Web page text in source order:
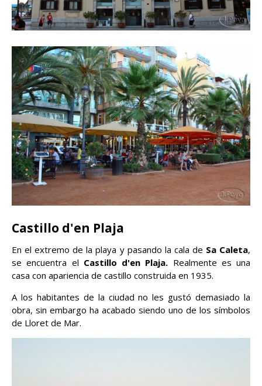
Castillo d'en Plaja
En el extremo de la playa y pasando la cala de Sa Caleta,
se encuentra el Castillo d'en Plaja. Realmente es una
casa con apariencia de castillo construida en 1935.
A los habitantes de la ciudad no les gustó demasiado la
obra, sin embargo ha acabado siendo uno de los símbolos
de Lloret de Mar.